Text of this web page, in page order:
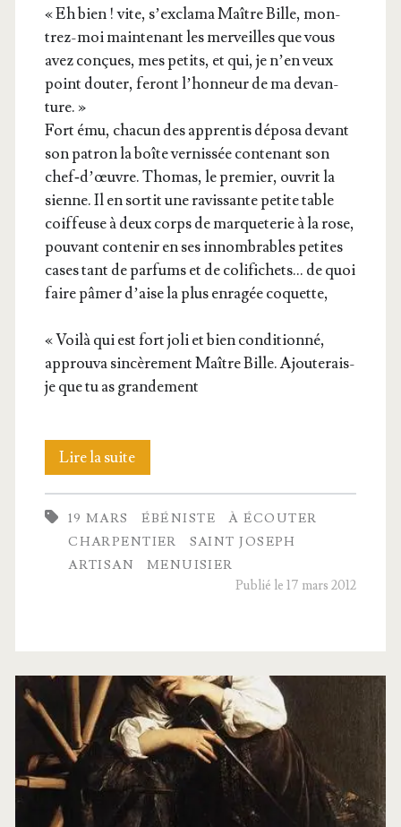
« Eh bien ! vite, s’ex­cla­ma Maître Bille, mon­
trez-moi main­te­nant les mer­veilles que vous
avez conçues, mes petits, et qui, je n’en veux
point dou­ter, feront l’hon­neur de ma devan­
ture. »
Fort ému, cha­cun des appren­tis dépo­sa devant
son patron la boîte ver­nis­sée conte­nant son
chef‑d’œuvre. Tho­mas, le pre­mier, ouvrit la
sienne. Il en sor­tit une ravis­sante petite table
coif­feuse à deux corps de mar­que­te­rie à la rose,
pou­vant conte­nir en ses innom­brables petites
cases tant de par­fums et de coli­fi­chets… de quoi
faire pâmer d’aise la plus enra­gée coquette,
« Voi­là qui est fort joli et bien condi­tion­né,
approu­va sin­cè­re­ment Maître Bille. Ajou­te­rais-
je que tu as grandement
Lire la suiteLe
miracle
de
Mes­
19 MARS ÉBÉNISTE
À ÉCOUTER
CHARPENTIER
SAINT JOSEPH
ARTISAN
MENUISIER
Publié le 17 mars 2012